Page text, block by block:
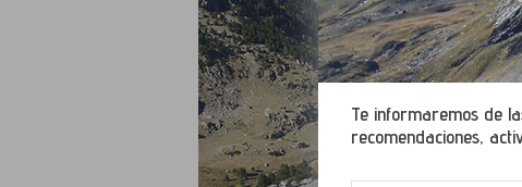
Te informaremos de
recomendaciones,